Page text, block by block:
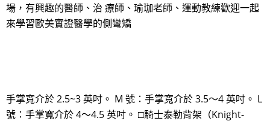
場，有興趣的醫師、治 療師、瑜珈老師、運動教練歡迎一起
來學習歐美實證醫學的側彎矯
手掌寬介於 2.5~3 英吋。 M 號：手掌寬介於 3.5～4 英吋。 L
號：手掌寬介於 4～4.5 英吋。 □騎士泰勒背架（Knight-